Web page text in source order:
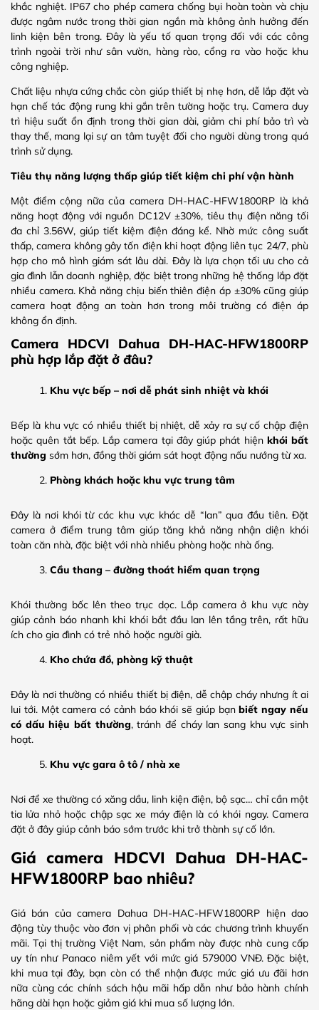
khắc nghiệt. IP67 cho phép camera chống bụi hoàn toàn và chịu
được ngâm nước trong thời gian ngắn mà không ảnh hưởng đến
linh kiện bên trong. Đây là yếu tố quan trọng đối với các công
trình ngoài trời như sân vườn, hàng rào, cổng ra vào hoặc khu
công nghiệp.
Chất liệu nhựa cứng chắc còn giúp thiết bị nhẹ hơn, dễ lắp đặt và
hạn chế tác động rung khi gắn trên tường hoặc trụ. Camera duy
trì hiệu suất ổn định trong thời gian dài, giảm chi phí bảo trì và
thay thế, mang lại sự an tâm tuyệt đối cho người dùng trong quá
trình sử dụng.
Tiêu thụ năng lượng thấp giúp tiết kiệm chi phí vận hành
Một điểm cộng nữa của camera DH-HAC-HFW1800RP là khả
năng hoạt động với nguồn DC12V ±30%, tiêu thụ điện năng tối
đa chỉ 3.56W, giúp tiết kiệm điện đáng kể. Nhờ mức công suất
thấp, camera không gây tốn điện khi hoạt động liên tục 24/7, phù
hợp cho mô hình giám sát lâu dài. Đây là lựa chọn tối ưu cho cả
gia đình lẫn doanh nghiệp, đặc biệt trong những hệ thống lắp đặt
nhiều camera. Khả năng chịu biến thiên điện áp ±30% cũng giúp
camera hoạt động an toàn hơn trong môi trường có điện áp
không ổn định.
Camera HDCVI Dahua DH-HAC-HFW1800RP
phù hợp lắp đặt ở đâu?
Khu vực bếp – nơi dễ phát sinh nhiệt và khói
Bếp là khu vực có nhiều thiết bị nhiệt, dễ xảy ra sự cố chập điện
hoặc quên tắt bếp. Lắp camera tại đây giúp phát hiện khói bất
thường sớm hơn, đồng thời giám sát hoạt động nấu nướng từ xa.
Phòng khách hoặc khu vực trung tâm
Đây là nơi khói từ các khu vực khác dễ “lan” qua đầu tiên. Đặt
camera ở điểm trung tâm giúp tăng khả năng nhận diện khói
toàn căn nhà, đặc biệt với nhà nhiều phòng hoặc nhà ống.
Cầu thang – đường thoát hiểm quan trọng
Khói thường bốc lên theo trục dọc. Lắp camera ở khu vực này
giúp cảnh báo nhanh khi khói bắt đầu lan lên tầng trên, rất hữu
ích cho gia đình có trẻ nhỏ hoặc người già.
Kho chứa đồ, phòng kỹ thuật
Đây là nơi thường có nhiều thiết bị điện, dễ chập cháy nhưng ít ai
lui tới. Một camera có cảnh báo khói sẽ giúp bạnbiết ngay nếu
có dấu hiệu bất thường, tránh để cháy lan sang khu vực sinh
hoạt.
Khu vực gara ô tô / nhà xe
Nơi để xe thường có xăng dầu, linh kiện điện, bộ sạc… chỉ cần một
tia lửa nhỏ hoặc chập sạc xe máy điện là có khói ngay. Camera
đặt ở đây giúp cảnh báo sớm trước khi trở thành sự cố lớn.
Giá camera HDCVI Dahua DH-HAC-
HFW1800RP bao nhiêu?
Giá bán của camera Dahua DH-HAC-HFW1800RP hiện dao
động tùy thuộc vào đơn vị phân phối và các chương trình khuyến
mãi. Tại thị trường Việt Nam, sản phẩm này được nhà cung cấp
uy tín như Panaco niêm yết với mức giá 579000 VNĐ. Đặc biệt,
khi mua tại đây, bạn còn có thể nhận được mức giá ưu đãi hơn
nữa cùng các chính sách hậu mãi hấp dẫn như bảo hành chính
hãng dài hạn hoặc giảm giá khi mua số lượng lớn.